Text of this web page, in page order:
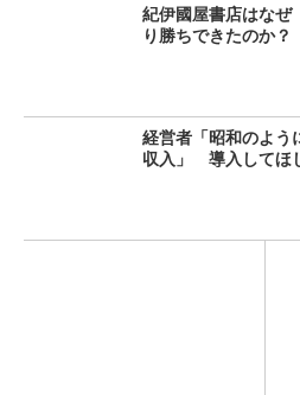
紀伊國屋書店はなぜ
り勝ちできたのか
経営者「昭和のよう
収入」 導入してほ